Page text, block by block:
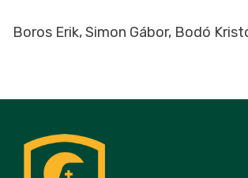
Boros Erik, Simon Gábor, Bodó